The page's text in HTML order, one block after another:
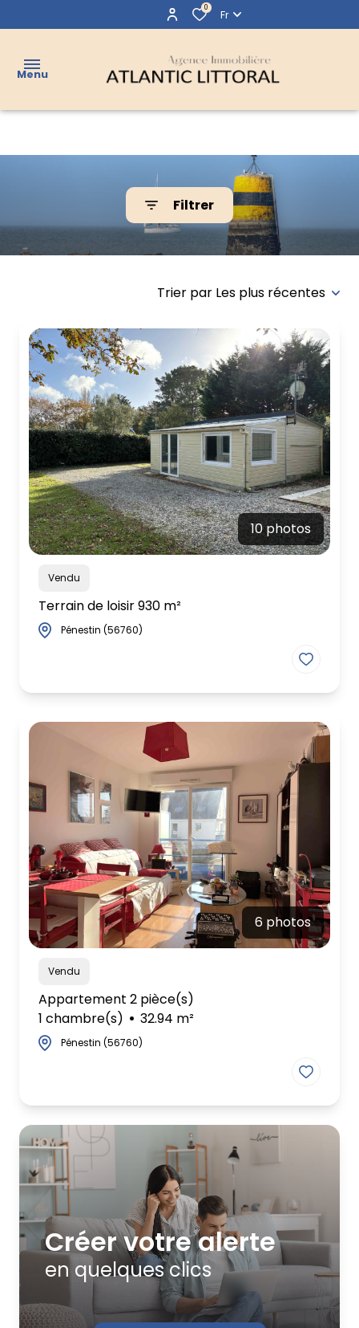
0
Fr
Menu
CONTACT
Filtrer
Accueil Biens vendus
Trier par Les plus récentes
10 photos
Vendu
Terrain de loisir 930 m²
Pénestin (56760)
6 photos
Vendu
Appartement 2 pièce(s)
1 chambre(s)
32.94 m²
Pénestin (56760)
Créer votre alerte
en quelques clics